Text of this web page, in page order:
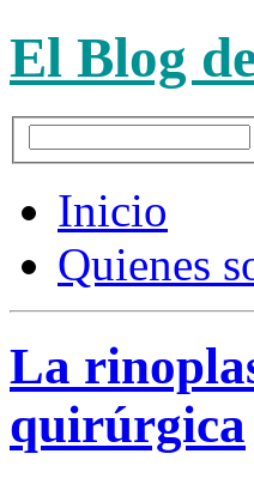
El Blog
Inicio
Quienes
La
quirúrgica